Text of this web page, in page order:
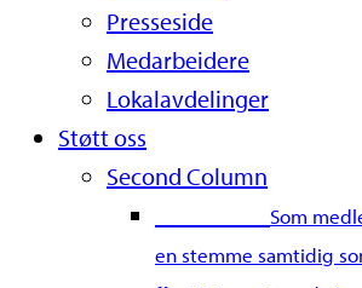
Presseside
Medarbeidere
Lokalavdelinger
Støtt oss
Second Column
Som
en stemme samtidig